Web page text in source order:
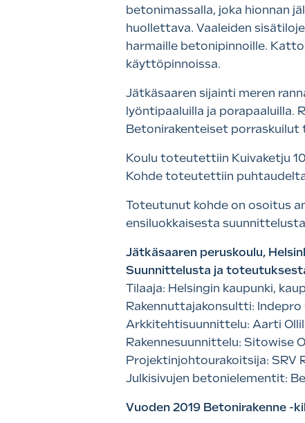
betonimassalla, joka hionnan
huollettava. Vaaleiden
harmaille betonipinnoille.
käyttöpinnoissa.
Jätkäsaaren sijainti meren
lyöntipaaluilla ja porapaaluilla.
Betonirakenteiset porraskuilut
Koulu toteutettiin Kuivaketju
Kohde toteutettiin
Toteutunut kohde on osoitus
ensiluokkaisesta
Jätkäsaaren peruskoulu,
Suunnittelusta ja
Tilaaja: Helsingin kaupunki,
Rakennuttajakonsultti: Indepro
Arkkitehtisuunnittelu: Aarti
Rakennesuunnittelu: Sitowise
Projektinjohtourakoitsija: SRV
Julkisivujen betonielementit:
Vuoden 2019 Betonirakenne -